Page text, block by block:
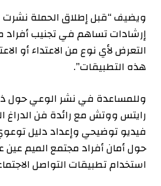
ويضيف “قبل إطلاق الحملة
إرشادات تساهم في تجنيب أفراد
التعرض لأي نوع من الاعتداء أو
هذه التطبيقات”.
وللمساعدة في نشر الوعي حول
رايتس ووتش مع رائدة فن الدراغ
فيديو توضيحي وإعداد دليل
حول أمان أفراد مجتمع الميم عين
استخدام تطبيقات التواصل